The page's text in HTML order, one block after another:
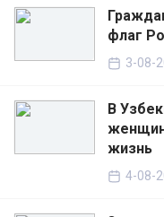
флаг
3-08-
В
жизнь
4-08-